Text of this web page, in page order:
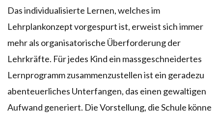
Das individualisierte Lernen, welches im
Lehrplankonzept vorgespurt ist, erweist sich immer
mehr als organisatorische Überforderung der
Lehrkräfte. Für jedes Kind ein massgeschneidertes
Lernprogramm zusammenzustellen ist ein geradezu
abenteuerliches Unterfangen, das einen gewaltigen
Aufwand generiert. Die Vorstellung, die Schule könne